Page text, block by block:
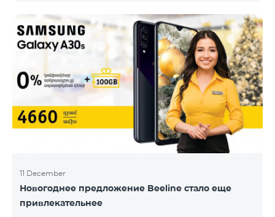
11 December
Новогоднее предложение Beeline стало еще
привлекательнее